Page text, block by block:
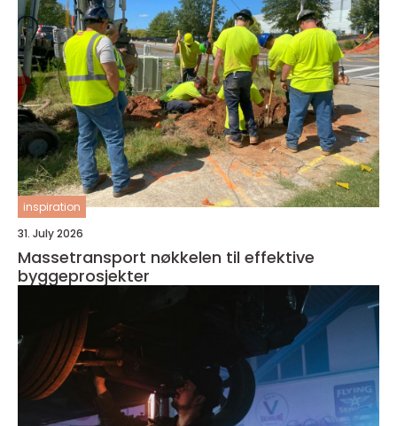
inspiration
31. July 2026
Massetransport nøkkelen til effektive
byggeprosjekter